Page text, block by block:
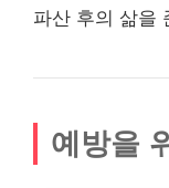
파산 후의 삶을
예방을